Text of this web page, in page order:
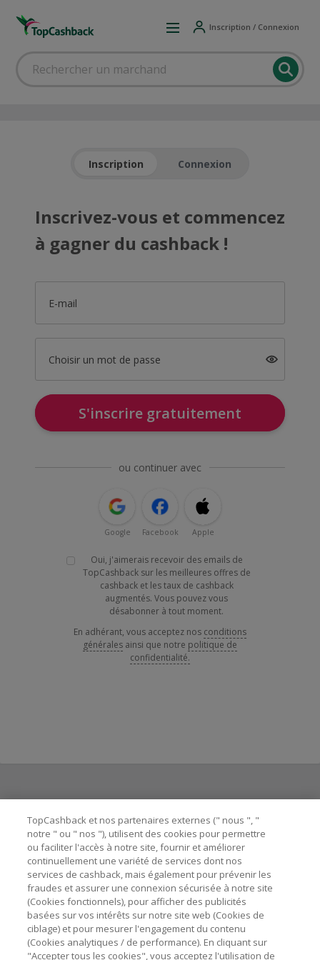
Inscription / Connexion
Inscription Connexion
Inscrivez-vous et commencez
à gagner du cashback !
E-mail
Choisir un mot de passe
S'inscrire gratuitement
ou continuer avec
Google Facebook Apple
Oui, j'aimerais recevoir des emails de
TopCashback sur les meilleures offres de
cashback et les taux de cashback
augmentés. Vous pouvez vous
désabonner à tout moment.
En adhérant, vous acceptez nos conditions
générales ainsi que notre politique de
confidentialité.
Besoin d'aide ?
Astuces pour économiser
A propos de
Contactez-nous
TopCashback et nos partenaires externes (" nous ", "
notre " ou " nos "), utilisent des cookies pour permettre
ou faciliter l'accès à notre site, fournir et améliorer
continuellement une variété de services dont nos
services de cashback, mais également pour prévenir les
fraudes et assurer une connexion sécurisée à notre site
(Cookies fonctionnels), pour afficher des publicités
basées sur vos intérêts sur notre site web (Cookies de
ciblage) et pour mesurer l'engagement du contenu
(Cookies analytiques / de performance). En cliquant sur
"Accepter tous les cookies", vous acceptez l'utilisation de